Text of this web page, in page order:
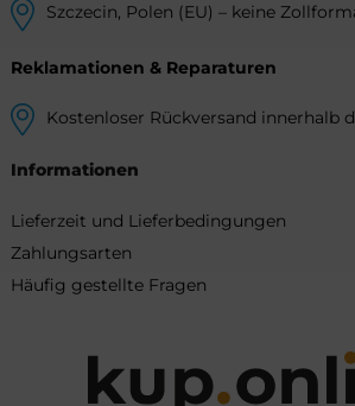
Szczecin, Polen (EU) – keine
Reklamationen & Reparaturen
Kostenloser Rückversand innerhalb
Informationen
Lieferzeit und Lieferbedingungen
Zahlungsarten
Häufig gestellte Fragen